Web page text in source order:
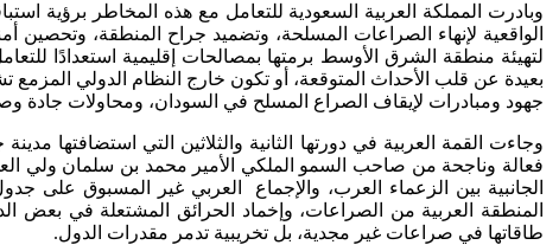
وبادرت المملكة العربية السعودية للتعامل مع هذه المخاطر برؤية
الواقعية لإنهاء الصراعات المسلحة، وتضميد جراح المنطقة، وتحصين
لتهيئة منطقة الشرق الأوسط برمتها بمصالحات إقليمية استعدادًا
بعيدة عن قلب الأحداث المتوقعة، أو تكون خارج النظام الدولي المزمع
جهود ومبادرات لإيقاف الصراع المسلح في السودان، ومحاولات جادة
فعالة وناجحة من صاحب السمو الملكي الأمير محمد بن سلمان ولي
الجانبية بين الزعماء العرب، والإجماع العربي غير المسبوق على
المنطقة العربية من الصراعات، وإخماد الحرائق المشتعلة في بعض
طاقاتها في صراعات غير مجدية، بل تخريبية تدمر مقدرات الدول.